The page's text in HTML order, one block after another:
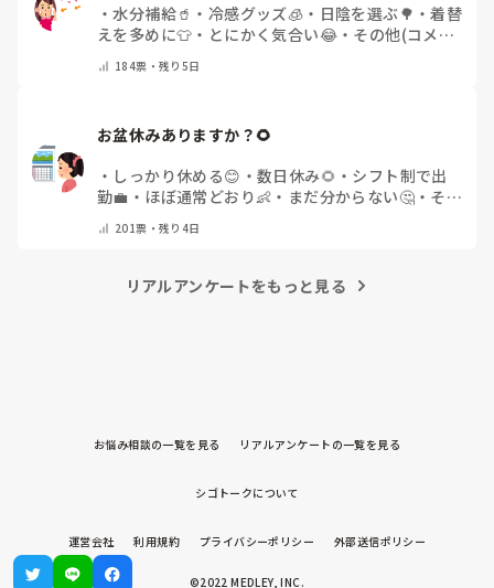
・水分補給🥤 ・ 冷感グッズ🧊 ・ 日陰を選ぶ🌳 ・着替
えを多めに👕 ・ とにかく気合い😂・ その他(コメン
184票・残り5日
お盆休みありますか？🌻
・ しっかり休める😊 ・ 数日休み🌻 ・ シフト制で出
勤💼 ・ ほぼ通常どおり👶 ・ まだ分からない🤔・ その
201票・残り4日
リアルアンケートをもっと見る
お悩み相談の一覧を見る リアルアンケートの一覧を見る
シゴトークについて
運営会社 利用規約 プライバシーポリシー 外部送信ポリシー
©2022 MEDLEY, INC.